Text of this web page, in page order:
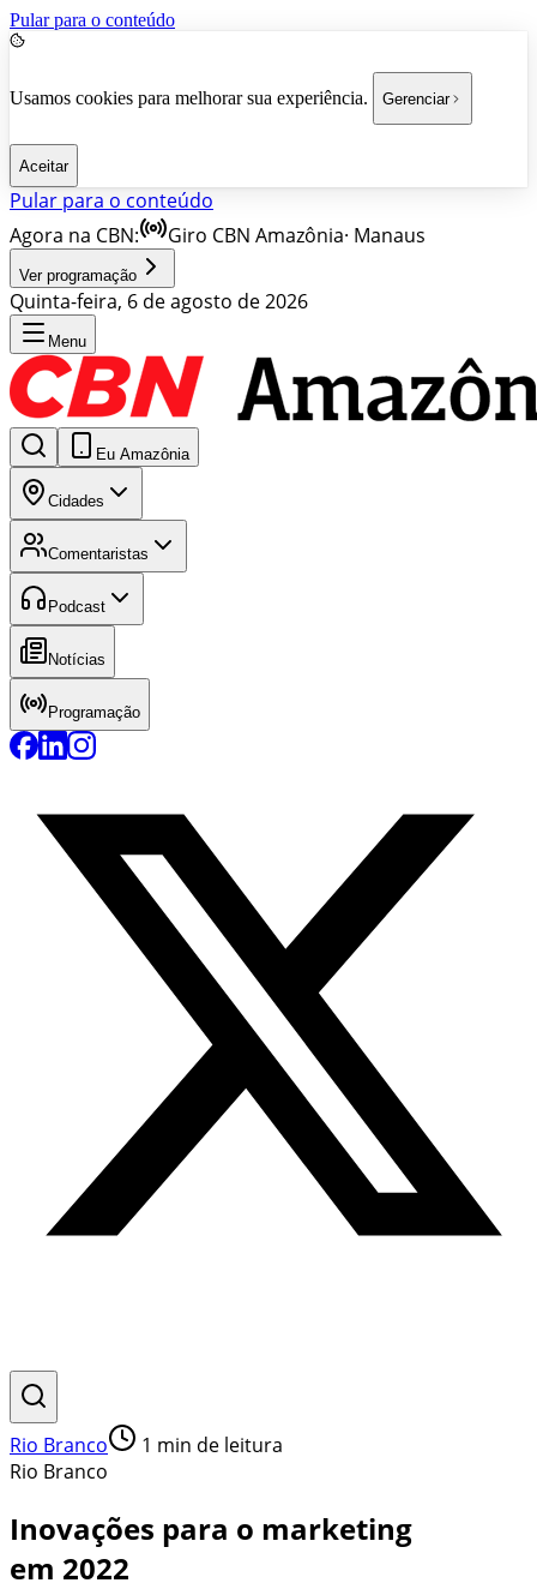
Pular para o conteúdo
Usamos cookies para melhorar sua experiência. Gerenciar
Aceitar
Pular para o conteúdo
Agora na CBN:
Giro CBN Amazônia· Manaus
Ver programação
Quinta-feira, 6 de agosto de 2026
Menu
Eu Amazônia
Cidades
Comentaristas
Podcast
Notícias
Programação
Rio Branco 1 min de leitura
Rio Branco
Inovações para o marketing
em 2022